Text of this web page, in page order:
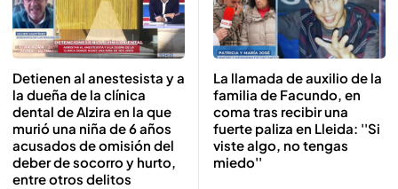
Detienen al anestesista y a
la dueña de la clínica
dental de Alzira en la que
murió una niña de 6 años
acusados de omisión del
deber de socorro y hurto,
entre otros delitos
La llamada de auxilio de la
familia de Facundo, en
coma tras recibir una
fuerte paliza en Lleida: ''Si
viste algo, no tengas
miedo''